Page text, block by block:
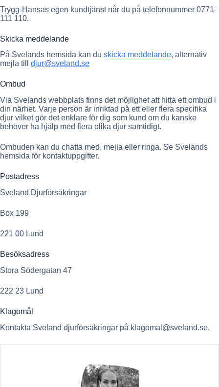
Trygg-Hansas egen kundtjänst når du på telefonnummer 0771-
1​​​11 110.
Skicka meddelande
På Svelands hemsida kan du skicka meddelande, alternativ
mejla till djur@sveland.se
Ombud
Via Svelands webbplats finns det möjlighet att hitta ett ombud i
din närhet. Varje person är inriktad på ett eller flera specifika
djur vilket gör det enklare för dig som kund om du kanske
behöver ha hjälp med flera olika djur samtidigt.
Ombuden kan du chatta med, mejla eller ringa. Se Svelands
hemsida för kontaktuppgifter.
Postadress
Sveland Djurförsäkringar
Box 199
221 00 Lund
Besöksadress
Stora Södergatan 47
222 23 Lund
Klagomål
Kontakta Sveland djurförsäkringar på klagomal@sveland.se.